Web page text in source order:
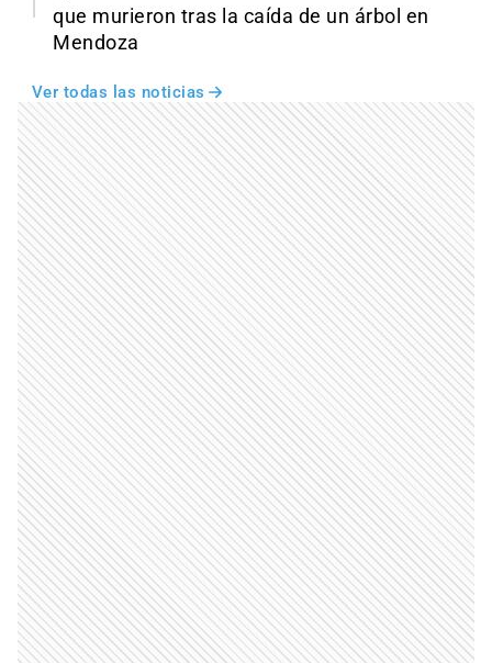
que murieron tras la caída de un árbol en
Mendoza
Ver todas las noticias